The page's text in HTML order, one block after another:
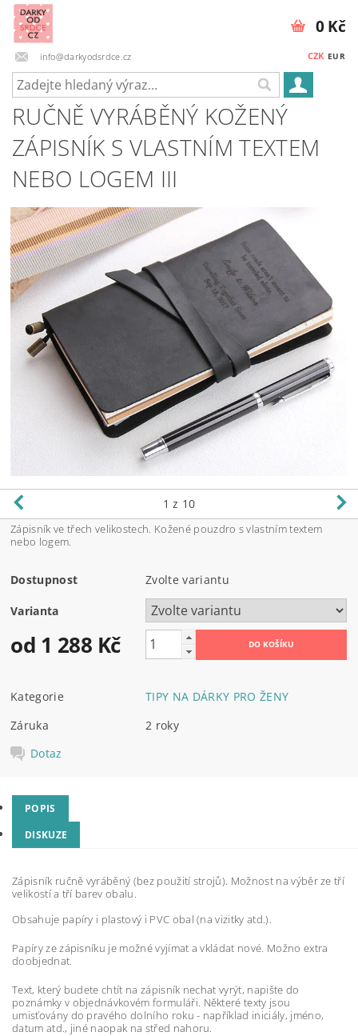
info@darkyodsrdce.cz CZK EUR
0 Kč
RUČNĚ VYRÁBĚNÝ KOŽENÝ
ZÁPISNÍK S VLASTNÍM TEXTEM
NEBO LOGEM III
1 z 10
Zápisník ve třech velikostech. Kožené pouzdro s vlastním textem
nebo logem.
Dostupnost Zvolte variantu
Varianta
od 1 288 Kč
Kategorie
TIPY NA DÁRKY PRO ŽENY
Záruka
2 roky
Dotaz
POPIS
DISKUZE
Zápisník ručně vyráběný (bez použití strojů). Možnost na výběr ze tří
velikostí a tří barev obalu.
Obsahuje papíry i plastový i PVC obal (na vizitky atd.).
Papíry ze zápisníku je možné vyjímat a vkládat nové. Možno extra
doobjednat.
Text, který budete chtít na zápisník nechat vyrýt, napište do
poznámky v objednávkovém formuláři. Některé texty jsou
umisťovány do pravého dolního roku - například iniciály, jméno,
datum atd., jiné naopak na střed nahoru.